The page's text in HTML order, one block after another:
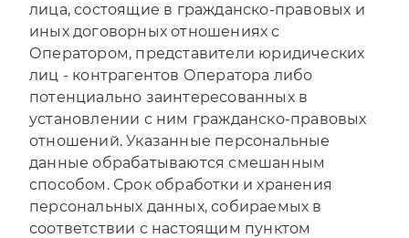
лица, состоящие в гражданско-правовых и
иных договорных отношениях с
Оператором, представители юридических
лиц - контрагентов Оператора либо
потенциально заинтересованных в
установлении с ним гражданско-правовых
отношений. Указанные персональные
данные обрабатываются смешанным
способом. Срок обработки и хранения
персональных данных, собираемых в
соответствии с настоящим пунктом